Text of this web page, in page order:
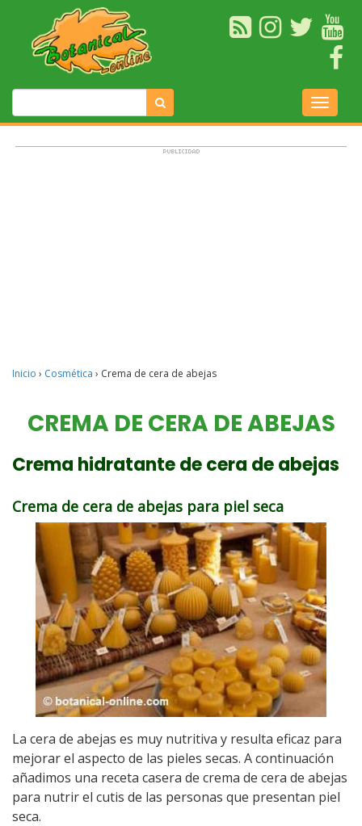
Inicio › Cosmética › Crema de cera de abejas
CREMA DE CERA DE ABEJAS
Crema hidratante de cera de abejas
Crema de cera de abejas para piel seca
La cera de abejas es muy nutritiva y resulta eficaz para
mejorar el aspecto de las pieles secas. A continuación
añadimos una receta casera de crema de cera de abejas
para nutrir el cutis de las personas que presentan piel
seca.